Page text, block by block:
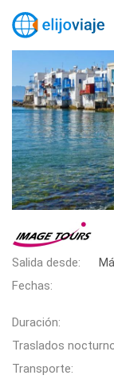
Salida desde:
Fechas:
Duración:
Traslados
Transporte: